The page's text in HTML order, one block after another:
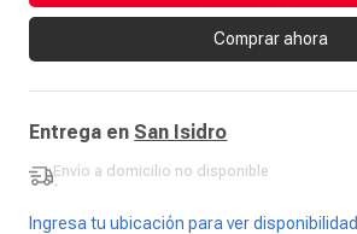
Comprar ahora
Entrega en San Isidro
Envío a domicilio no disponible
-
Ingresa tu ubicación para ver disponibilidad